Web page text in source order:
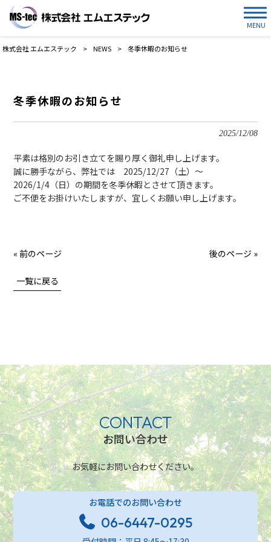
MENU
株式会社 エムエステック > NEWS > 冬季休暇のお知らせ
冬季休暇のお知らせ
2025/12/08
平素は格別のお引き立てを賜り厚く御礼申し上げます。
誠に勝手ながら、弊社では 2025/12/27（土）～
2026/1/4（日）の期間を冬季休暇とさせて頂きます。
ご不便をお掛けいたしますが、宜しくお願い申し上げます。
« 前のページ 後のページ »
一覧に戻る
CONTACT
お問い合わせ
お気軽にお問い合わせください。
お電話でのお問い合わせ
06-6447-0295